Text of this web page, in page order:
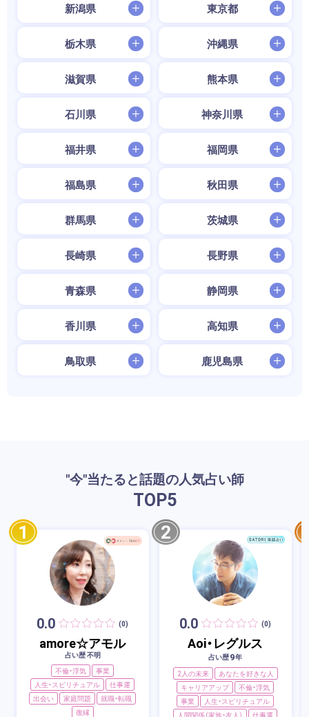
新潟県 東京都
栃木県 沖縄県
滋賀県 熊本県
石川県 神奈川県
福井県 福岡県
福島県 秋田県
群馬県 茨城県
長崎県 長野県
青森県 静岡県
香川県 高知県
鳥取県 鹿児島県
"今"当たると話題の人気占い師
TOP5
1
0.0 (0)
amore☆アモル
占い歴 不明
不倫・浮気
事業
人生・スピリチュアル
仕事運
出会い
家庭問題
就職・転職
復縁
2
0.0 (0)
Aoi・レグルス
占い歴9年
2人の未来
あなたを好きな人
キャリアアップ
不倫・浮気
事業
人生・スピリチュアル
人間関係（家族・友人）
仕事運